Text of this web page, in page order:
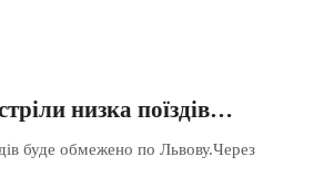
низка поїздів…
буде обмежено по Львову.Через